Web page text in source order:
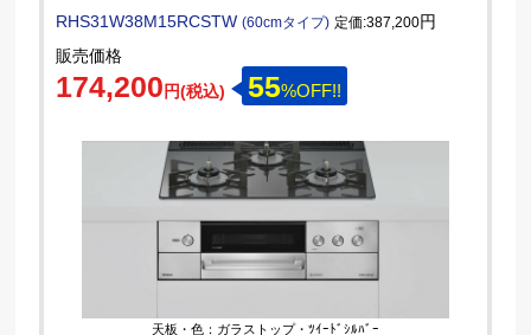
RHS31W38M15RCSTW(60cmタイプ) 定価:387,200円
販売価格
174,200 円(税込) 55%OFF!!
天板・色：ガラストップ・ﾂｲｰﾄﾞｼﾙﾊﾞｰ